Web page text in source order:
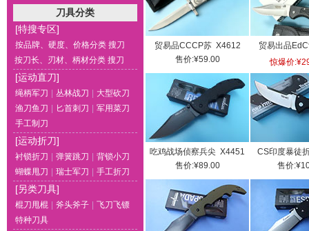
刀具分类
[特搜专区]
按品牌、硬度、价格分类 搜刀
按刀长、刃材、柄材分类 搜刀
[运动直刀]
绳柄军刀 丛林战刀
大型砍刀
渔刀鱼刀
匕首刺刀
军用菜刀
手工制刀
[运动折刀]
衬锁折刀 弹簧跳刀
背锁小刀
蝴蝶甩刀
瑞士军刀 手工折刀
[另类刀具]
棍刀甩棍 斧头斧子
飞刀飞镖
特种刀具
贸易品CCCP苏 X4612
售价:¥59.00
贸易出品
惊爆价
吃鸡战场侦察兵尖 X4451
售价:¥89.00
CS印度暴徒
售价